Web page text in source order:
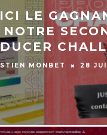
LE
NOTRE
MONBET 28